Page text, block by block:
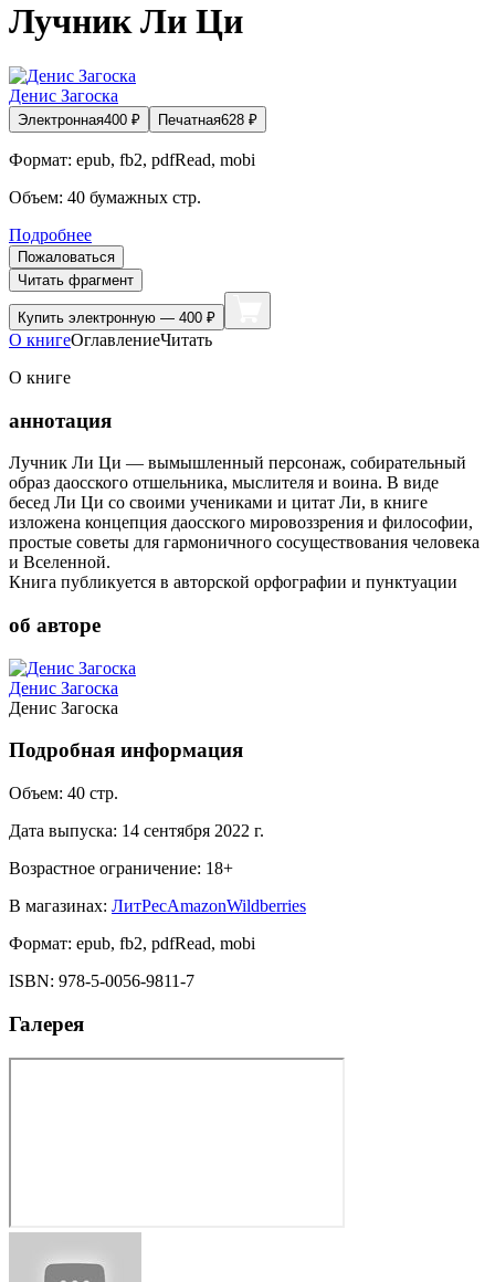
Лучник Ли Ци
Денис Загоска
Электронная400 ₽ Печатная628 ₽
Формат: epub, fb2, pdfRead, mobi
Объем: 40 бумажных стр.
Подробнее
Пожаловаться
Читать фрагмент
Купить электронную — 400 ₽
О книгеОглавлениеЧитать
О книге
аннотация
Лучник Ли Ци — вымышленный персонаж, собирательный
образ даосского отшельника, мыслителя и воина. В виде
бесед Ли Ци со своими учениками и цитат Ли, в книге
изложена концепция даосского мировоззрения и философии,
простые советы для гармоничного сосуществования человека
и Вселенной.
Книга публикуется в авторской орфографии и пунктуации
об авторе
Денис Загоска
Денис Загоска
Подробная информация
Объем: 40 стр.
Дата выпуска: 14 сентября 2022 г.
Возрастное ограничение: 18+
В магазинах: ЛитРесAmazonWildberries
Формат: epub, fb2, pdfRead, mobi
ISBN: 978-5-0056-9811-7
Галерея